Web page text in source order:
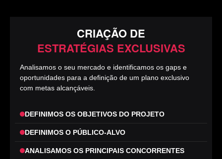
CRIAÇÃO DE
ESTRATÉGIAS EXCLUSIVAS
Analisamos o seu mercado e identificamos os gaps e
oportunidades para a definição de um plano exclusivo
com metas alcançáveis.
DEFINIMOS OS OBJETIVOS DO PROJETO
DEFINIMOS O PÚBLICO-ALVO
ANALISAMOS OS PRINCIPAIS CONCORRENTES